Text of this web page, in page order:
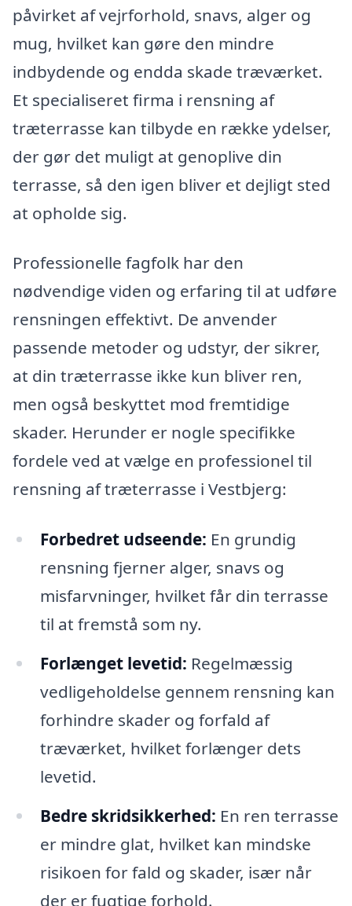
påvirket af vejrforhold, snavs, alger og
mug, hvilket kan gøre den mindre
indbydende og endda skade træværket.
Et specialiseret firma i rensning af
træterrasse kan tilbyde en række ydelser,
der gør det muligt at genoplive din
terrasse, så den igen bliver et dejligt sted
at opholde sig.
Professionelle fagfolk har den
nødvendige viden og erfaring til at udføre
rensningen effektivt. De anvender
passende metoder og udstyr, der sikrer,
at din træterrasse ikke kun bliver ren,
men også beskyttet mod fremtidige
skader. Herunder er nogle specifikke
fordele ved at vælge en professionel til
rensning af træterrasse i Vestbjerg:
Forbedret udseende: En grundig
rensning fjerner alger, snavs og
misfarvninger, hvilket får din terrasse
til at fremstå som ny.
Forlænget levetid: Regelmæssig
vedligeholdelse gennem rensning kan
forhindre skader og forfald af
træværket, hvilket forlænger dets
levetid.
Bedre skridsikkerhed: En ren terrasse
er mindre glat, hvilket kan mindske
risikoen for fald og skader, især når
der er fugtige forhold.